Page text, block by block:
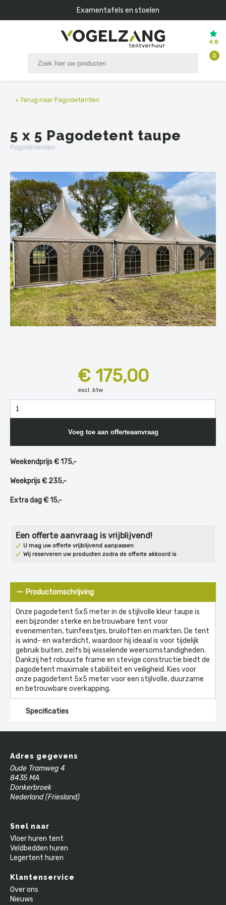
Examentafels en stoelen
4.8
0
< Terug naar Pagodetenten
5 x 5 Pagodetent taupe
Pagodetenten
Next
€ 175,00
excl. btw
Voeg toe aan offerteaanvraag
Weekendprijs € 175,-
Weekprijs € 235,-
Extra dag € 15,-
Een offerte aanvraag is vrijblijvend!
U mag uw offerte vrijblijvend aanpassen
Wij reserveren uw producten zodra de offerte akkoord is
Productomschrijving
Onze pagodetent 5x5 meter in de stijlvolle kleur taupe is
een bijzonder sterke en betrouwbare tent voor
evenementen, tuinfeestjes, bruiloften en markten. De tent
is wind- en waterdicht, waardoor hij ideaal is voor tijdelijk
gebruik buiten, zelfs bij wisselende weersomstandigheden.
Dankzij het robuuste frame en stevige constructie biedt de
pagodetent maximale stabiliteit en veiligheid. Kies voor
onze pagodetent 5x5 meter voor een stijlvolle, duurzame
en betrouwbare overkapping.
Specificaties
Adres gegevens
Oude Tramweg 4
8435 MA
Donkerbroek
Nederland (Friesland)
Snel naar
Vloer huren tent
Veldbedden huren
Legertent huren
Klantenservice
Over ons
Nieuws